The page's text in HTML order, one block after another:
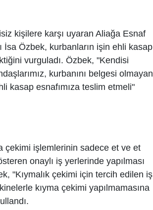
kişilere karşı uyaran Aliağa Esnaf
İsa Özbek, kurbanların işin ehli kasap
vurguladı. Özbek, "Kendisi
kurbanını belgesi olmayan
kasap esnafımıza teslim etmeli"
çekimi işlemlerinin sadece et ve et
onaylı iş yerlerinde yapılması
"Kıymalık çekimi için tercih edilen iş
kıyma çekimi yapılmamasına